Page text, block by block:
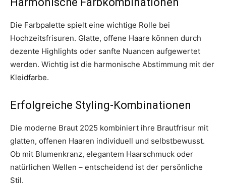
Die Farbpalette spielt eine wichtige Rolle bei
Hochzeitsfrisuren. Glatte, offene Haare können durch
dezente Highlights oder sanfte Nuancen aufgewertet
werden. Wichtig ist die harmonische Abstimmung mit der
Kleidfarbe.
Erfolgreiche Styling-Kombinationen
Die moderne Braut 2025 kombiniert ihre Brautfrisur mit
glatten, offenen Haaren individuell und selbstbewusst.
Ob mit Blumenkranz, elegantem Haarschmuck oder
natürlichen Wellen – entscheidend ist der persönliche
Stil.